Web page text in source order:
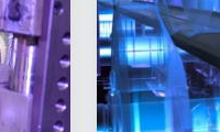
già
pronti
per
l'installazione: